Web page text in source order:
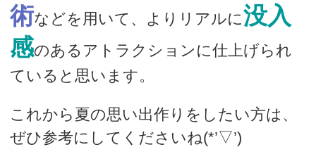
術などを用いて、よりリアルに没入
感のあるアトラクションに仕上げられ
ていると思います。
これから夏の思い出作りをしたい方は、
ぜひ参考にしてくださいね(*’▽’)